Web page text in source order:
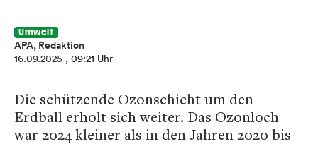
Umwelt
APA, Redaktion
16.09.2025 , 09:21 Uhr
Die schützende Ozonschicht um den
Erdball erholt sich weiter. Das Ozonloch
war 2024 kleiner als in den Jahren 2020 bis